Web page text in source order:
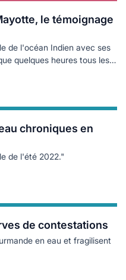
le témoignage
de l'océan Indien avec ses
quelques heures tous les
chroniques en
de l'été 2022."
de contestations
en eau et fragilisent